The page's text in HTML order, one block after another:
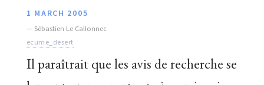
1 MARCH 2005
— Sébastien Le Callonnec
ecume_desert
Il paraîtrait que les avis de recherche se